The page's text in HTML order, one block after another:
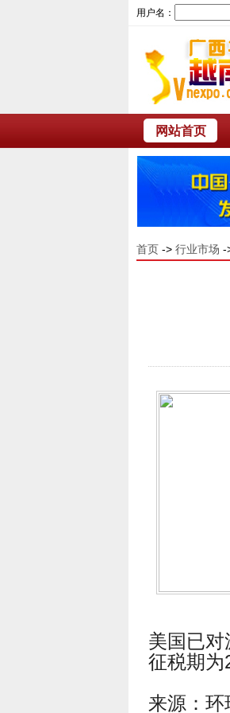
用户名：
网站首页
首页 -> 行业市场 -
美国已对
征税期为
来源：环